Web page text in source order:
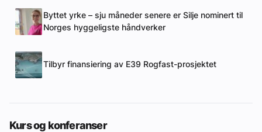
Byttet yrke – sju måneder senere er Silje nominert til
Norges hyggeligste håndverker
Tilbyr finansiering av E39 Rogfast-prosjektet
Kurs og konferanser